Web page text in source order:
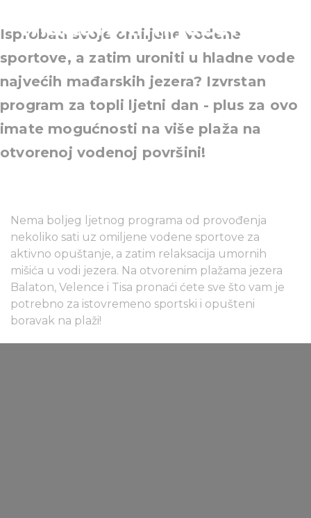
mađarskim jezerima
Isprobati svoje omiljene vodene
sportove, a zatim uroniti u hladne vode
najvećih mađarskih jezera? Izvrstan
program za topli ljetni dan - plus za ovo
imate mogućnosti na više plaža na
otvorenoj vodenoj površini!
Nema boljeg ljetnog programa od provođenja
nekoliko sati uz omiljene vodene sportove za
aktivno opuštanje, a zatim relaksacija umornih
mišića u vodi jezera. Na otvorenim plažama jezera
Balaton, Velence i Tisa pronaći ćete sve što vam je
potrebno za istovremeno sportski i opušteni
boravak na plaži!